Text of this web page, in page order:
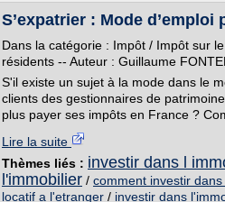
S’expatrier : Mode
Dans la catégorie : Impôt / Impôt sur
résidents -- Auteur : Guillaume
S'il existe un sujet à la mode dans le
clients des gestionnaires de
plus payer ses impôts en France ?
Lire la suite
Thèmes liés : investir dans l
l'immobilier / comment investir
locatif a l'etranger / investir dans